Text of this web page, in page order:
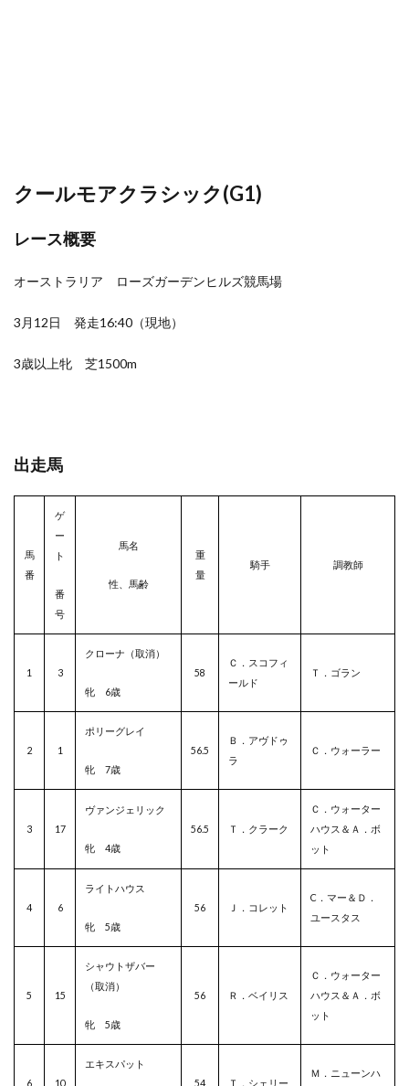
クールモアクラシック(G1)
レース概要
オーストラリア ローズガーデンヒルズ競馬場
3月12日 発走16:40（現地）
3歳以上牝 芝1500m
出走馬
馬
番
ゲ
ー
ト
番
号
馬名
性、馬齢
重
量
騎手 調教師
1 3
クローナ（取消）
牝 6歳
58
Ｃ．スコフィ
ールド
Ｔ．ゴラン
2 1
ポリーグレイ
牝 7歳
56.5
Ｂ．アヴドゥ
ラ
Ｃ．ウォーラー
3 17
ヴァンジェリック
牝 4歳
56.5 Ｔ．クラーク
Ｃ．ウォーター
ハウス＆Ａ．ボ
ット
4 6
ライトハウス
牝 5歳
56 Ｊ．コレット
C．マー＆Ｄ．
ユースタス
5 15
シャウトザバー
（取消）
牝 5歳
56 Ｒ．ベイリス
Ｃ．ウォーター
ハウス＆Ａ．ボ
ット
6 10
エキスパット
54
Ｔ．シェリー
Ｍ．ニューンハ